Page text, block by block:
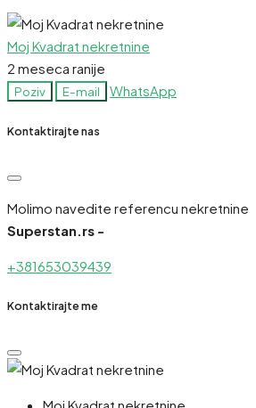
Moj Kvadrat nekretnine
2 meseca ranije
Poziv E-mail WhatsApp
Kontaktirajte nas
Molimo navedite referencu nekretnine
Superstan.rs -
+381653039439
Kontaktirajte me